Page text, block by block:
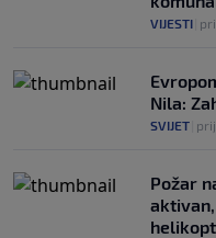
VIJESTI
Nila:
SVIJET
Požar